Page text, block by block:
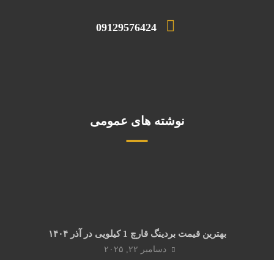
09129576424
نوشته های عمومی
بهترین قیمت بردینگ قارچ 1 کیلویی در آذر ۱۴۰۴
دسامبر ۲۲, ۲۰۲۵